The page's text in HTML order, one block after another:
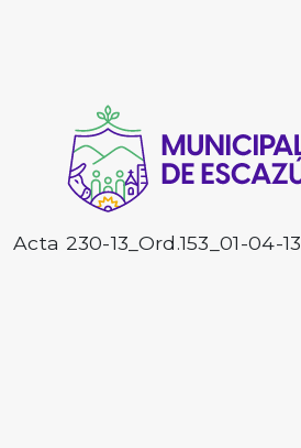
Acta 230-13_Ord.153_01-04-13